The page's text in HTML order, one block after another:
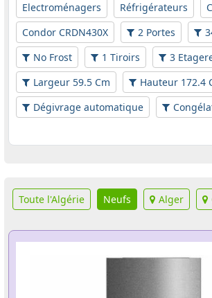
Electroménagers Réfrigérateurs
Condor CRDN430X
2 Portes
No Frost
1 Tiroirs
3
Largeur 59.5 Cm
Hauteur 172.4
Dégivrage automatique
Toute l'Algérie Neufs Alger